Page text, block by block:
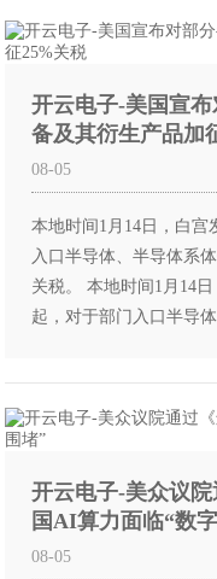
开云电子-美国宣
备及其衍生产品加
08-05
本地时间1月14日，白宫
入口半导体、半导体系
关税。 本地时间1月14
起，对于部门入口半导
开云电子-美众议
国AI算力面临“数
08-05